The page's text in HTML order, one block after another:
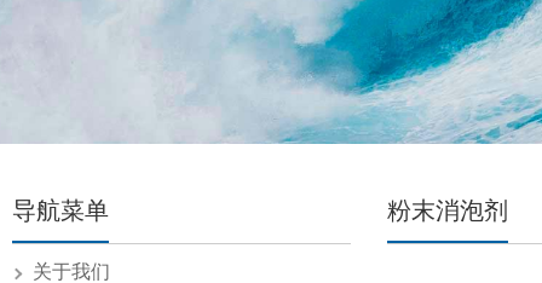
粉末消泡剂
导航菜单
关于我们